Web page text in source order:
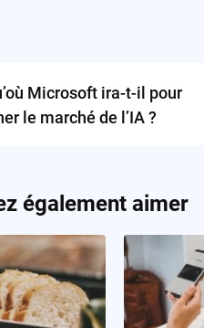
Microsoft ira-t-il pour
le marché de l’IA ?
également aimer